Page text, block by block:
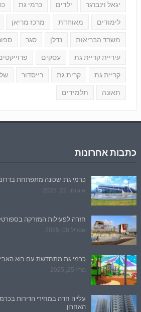
יגאל וינברגר ילדים כרמי גת
לימודים מאוחדת מרכז מריאן
משרד הבריאות נדלן סגר
עיריית קריית גת עסקים
קריית גת קרית גת רייסדור
תאונה תלמידים
כתבות אחרונות
כרמי גת: שכונה מתפתחת
אוגוסט 22, 2025
חזרה לפעילות המזרקה
אפריל 08, 2025
כרמי גת מתחדשת עם בוא
מרץ 25, 2025
האחרון